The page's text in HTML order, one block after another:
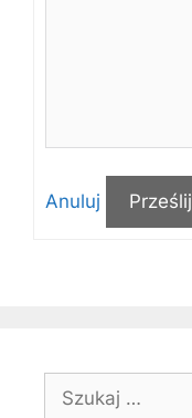
Anuluj Prześlij
Szukaj: